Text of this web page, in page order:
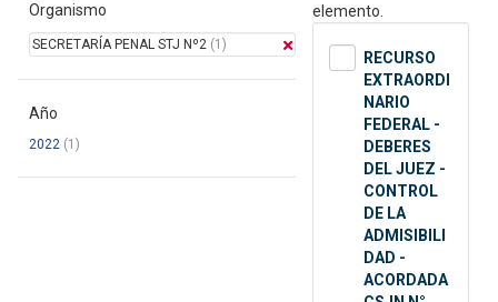
Organismo
SECRETARÍA PENAL STJ Nº2 (1)
Año
2022 (1)
elemento.
RECURSO
EXTRAORDI
NARIO
FEDERAL -
DEBERES
DEL JUEZ -
CONTROL
DE LA
ADMISIBILI
DAD -
ACORDADA